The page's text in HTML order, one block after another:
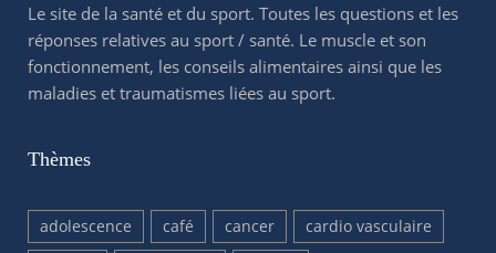
Le site de la santé et du sport. Toutes les questions et les
réponses relatives au sport / santé. Le muscle et son
fonctionnement, les conseils alimentaires ainsi que les
maladies et traumatismes liées au sport.
Thèmes
adolescence café cancer
cardio vasculaire